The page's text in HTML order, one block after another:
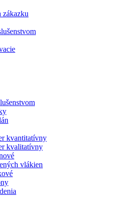
zákazku
kvantitatívny
kvalitatívny
vlákien